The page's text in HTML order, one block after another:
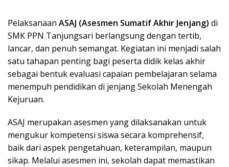
Pelaksanaan ASAJ (Asesmen Sumatif Akhir Jenjang) di
SMK PPN Tanjungsari berlangsung dengan tertib,
lancar, dan penuh semangat. Kegiatan ini menjadi salah
satu tahapan penting bagi peserta didik kelas akhir
sebagai bentuk evaluasi capaian pembelajaran selama
menempuh pendidikan di jenjang Sekolah Menengah
Kejuruan.
ASAJ merupakan asesmen yang dilaksanakan untuk
mengukur kompetensi siswa secara komprehensif,
baik dari aspek pengetahuan, keterampilan, maupun
sikap. Melalui asesmen ini, sekolah dapat memastikan